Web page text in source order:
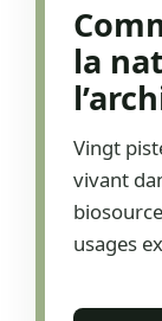
la
Vingt
vivant
usages